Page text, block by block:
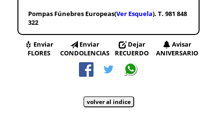
Pompas Fúnebres Europeas(Ver Esquela). T. 981 848
322
Enviar
FLORES
Enviar
CONDOLENCIAS
Dejar
RECUERDO
Avisar
ANIVERSARIO